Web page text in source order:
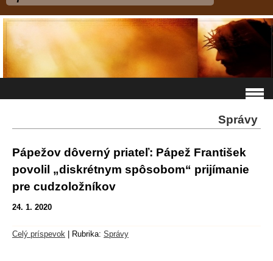
Správy
Pápežov dôverný priateľ: Pápež František
povolil „diskrétnym spôsobom“ prijímanie
pre cudzoložníkov
24. 1. 2020
Celý príspevok Rubrika: Správy